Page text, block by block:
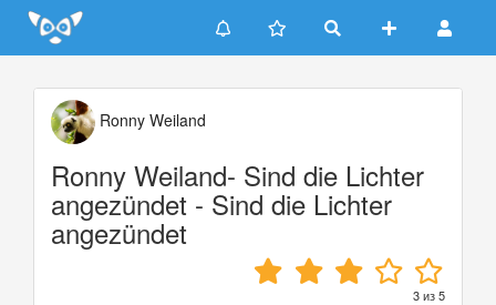
Update cookies preferences
Ronny Weiland
Ronny Weiland- Sind die Lichter
angezündet - Sind die Lichter
angezündet
3из5